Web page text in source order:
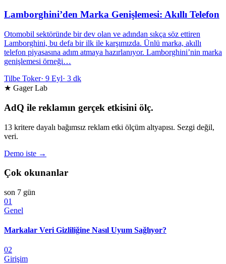
Lamborghini’den Marka Genişlemesi: Akıllı Telefon
Otomobil sektöründe bir dev olan ve adından sıkça söz ettiren
Lamborghini, bu defa bir ilk ile karşımızda. Ünlü marka, akıllı
telefon piyasasına adım atmaya hazırlanıyor. Lamborghini’nin marka
genişlemesi örneği…
Tilbe Toker· 9 Eyl· 3 dk
★ Gager Lab
AdQ ile reklamın gerçek etkisini ölç.
13 kritere dayalı bağımsız reklam etki ölçüm altyapısı. Sezgi değil,
veri.
Demo iste →
Çok okunanlar
son 7 gün
01
Genel
Markalar Veri Gizliliğine Nasıl Uyum Sağlıyor?
02
Girişim